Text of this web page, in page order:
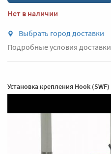
Нет в наличии
Выбрать город доставки
Подробные условия доставки
Установка крепления Hook (SWF)